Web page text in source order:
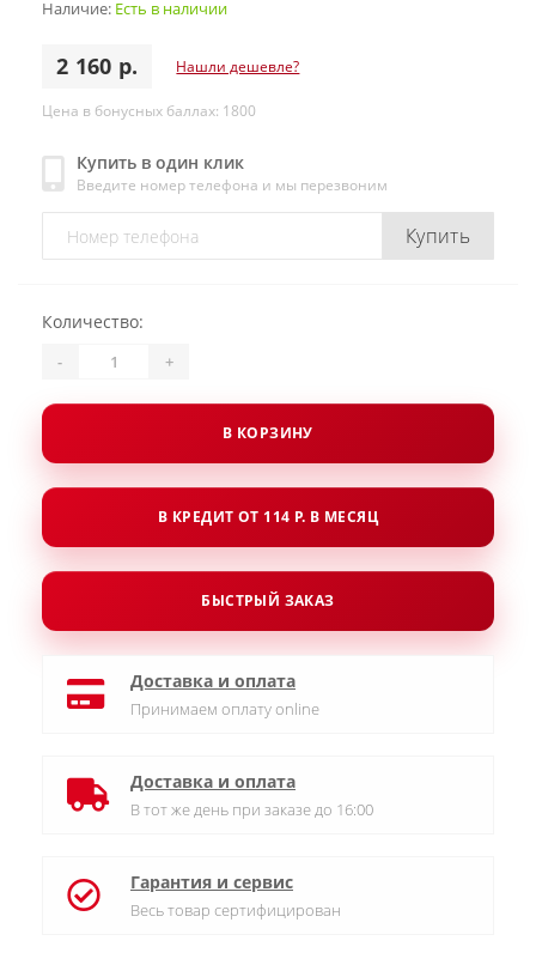
Наличие: Есть в наличии
2 160 р. Нашли дешевле?
Цена в бонусных баллах: 1800
Купить в один клик
Введите номер телефона и мы перезвоним
Купить
Количество:
- +
В КОРЗИНУ
В КРЕДИТ ОТ 114 Р. В МЕСЯЦ
БЫСТРЫЙ ЗАКАЗ
Доставка и оплата
Принимаем оплату online
Доставка и оплата
В тот же день при заказе до 16:00
Гарантия и сервис
Весь товар сертифицирован